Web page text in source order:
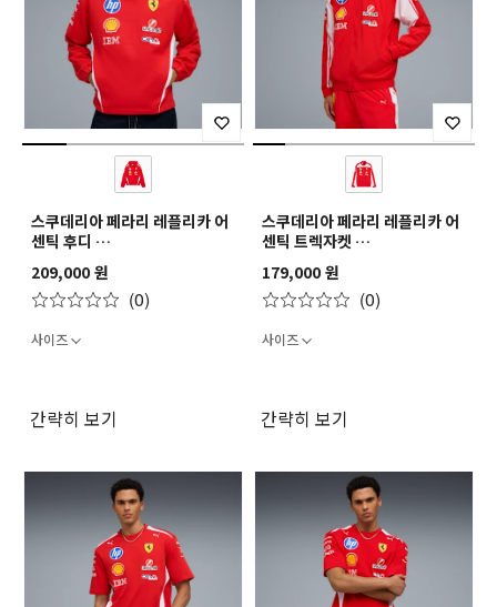
스쿠데리아 페라리 레플리카 어
센틱 후디
SF Replica Drivers
Authentic Hoodie
209,000 원
(0)
사이즈
간략히 보기
스쿠데리아 페라리 레플리카 어
센틱 트렉자켓
SF Replica Drivers
Authentic Track Jacket
179,000 원
(0)
사이즈
간략히 보기